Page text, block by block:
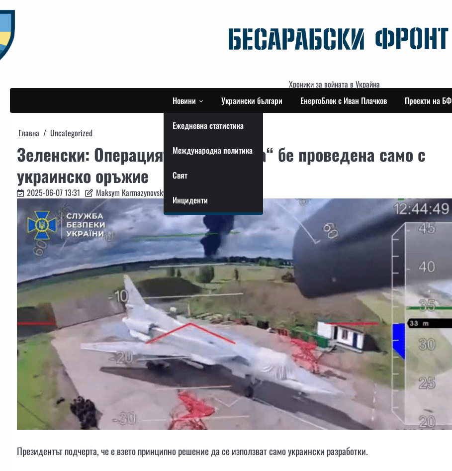
to
content
Хроники за войната в Украйна
Новини
Ежедневна статистика
Международна политика
Свят
Инциденти
Украински българи ЕнергоБлок с Иван Плачков Проекти на БФ
Главна Uncategorized
Зеленски: Операцията „Паяжината“ бе проведена само с
украинско оръжие
2025-06-07 13:31 Maksym Karmazynovskyi
Президентът подчерта, че е взето принципно решение да се използват само украински разработки.